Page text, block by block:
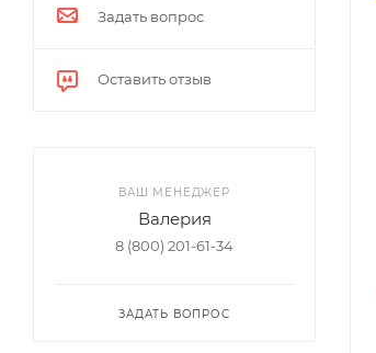
Задать вопрос
Оставить отзыв
ВАШ МЕНЕДЖЕР
Валерия
8 (800) 201-61-34
ЗАДАТЬ ВОПРОС